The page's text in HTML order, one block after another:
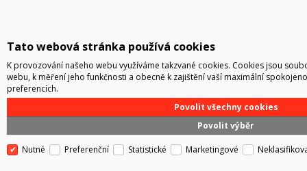
Tato webová stránka používá cookies
K provozování našeho webu využíváme takzvané cookies. Cookies jsou
webu, k měření jeho funkčnosti a obecně k zajištění vaší maximální
preferencích.
Povolit výběr
Povolit všechny cookies
Nutné Preferenční Statistické Marketingové